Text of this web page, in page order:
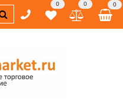
0 0 0